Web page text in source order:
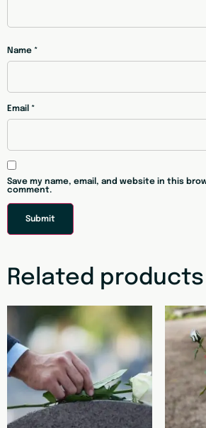
Name *
Email *
Save my name, email, and website in this
comment.
Related products